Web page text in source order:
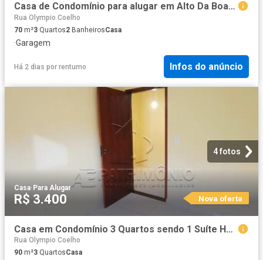
Casa de Condomínio para alugar em Alto Da Boa Vista de 70.00m² com 3 Quartos, 1 Suite e 2 Garagens
Rua Olympio Coelho
70 m²3 Quartos2 BanheirosCasa
·Garagem
Há 2 dias por rentumo Infos do anúncio
4 fotos
Casa·Para Alugar
R$ 3.400 Nova oferta
Casa em Condomínio 3 Quartos sendo 1 Suíte Horto Florestal 1 90m²
Rua Olympio Coelho
90 m²3 QuartosCasa